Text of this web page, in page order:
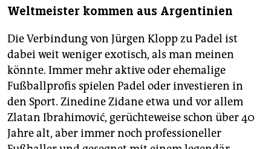
Weltmeister kommen aus Argentinien
Die Verbindung von Jürgen Klopp zu Padel ist
dabei weit weniger exotisch, als man meinen
könnte. Immer mehr aktive oder ehemalige
Fußballprofis spielen Padel oder investieren in
den Sport. Zinedine Zidane etwa und vor allem
Zlatan Ibrahimović, gerüchteweise schon über 40
Jahre alt, aber immer noch professioneller